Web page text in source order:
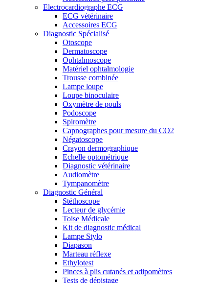
Electrocardiographe ECG
ECG vétérinaire
Accessoires ECG
Diagnostic Spécialisé
Otoscope
Dermatoscope
Ophtalmoscope
Matériel ophtalmologie
Trousse combinée
Lampe loupe
Loupe binoculaire
Oxymètre de pouls
Podoscope
Spiromètre
Capnographes pour mesure du CO2
Négatoscope
Crayon dermographique
Echelle optométrique
Diagnostic vétérinaire
Audiomètre
Tympanomètre
Diagnostic Général
Stéthoscope
Lecteur de glycémie
Toise Médicale
Kit de diagnostic médical
Lampe Stylo
Diapason
Marteau réflexe
Ethylotest
Pinces à plis cutanés et adipomètres
Tests de dépistage